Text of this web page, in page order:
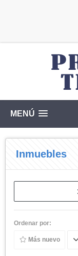
MENÚ
Inmuebles
Ordenar por:
Más nuevo